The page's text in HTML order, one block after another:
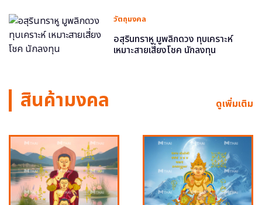
วัตถุมงคล
อสุรินทราหู มูพลิกดวง ทุบเคราะห์
เหมาะสายเสี่ยงโชค นักลงทุน
สินค้ามงคล ดูเพิ่มเติม